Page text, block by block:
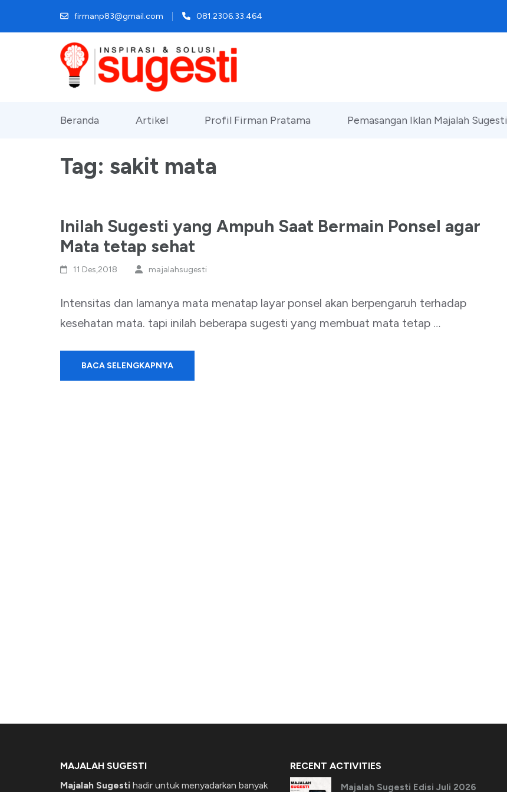
ke
firmanp83@gmail.com 081.2306.33.464
Beranda Artikel Profil Firman Pratama Pemasangan Iklan Majalah Sugesti
Tag: sakit mata
Inilah Sugesti yang Ampuh Saat Bermain Ponsel agar
Mata tetap sehat
11 Des,2018 majalahsugesti
Intensitas dan lamanya mata menatap layar ponsel akan berpengaruh terhadap
kesehatan mata. tapi inilah beberapa sugesti yang membuat mata tetap …
BACA SELENGKAPNYA
MAJALAH SUGESTI
Majalah Sugesti hadir untuk menyadarkan banyak
RECENT ACTIVITIES
Majalah Sugesti Edisi Juli 2026